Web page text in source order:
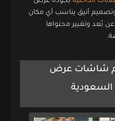
أنيق يناسب أي مكان
بُعد وتغيير محتواها
شاشات عرض
السعودية